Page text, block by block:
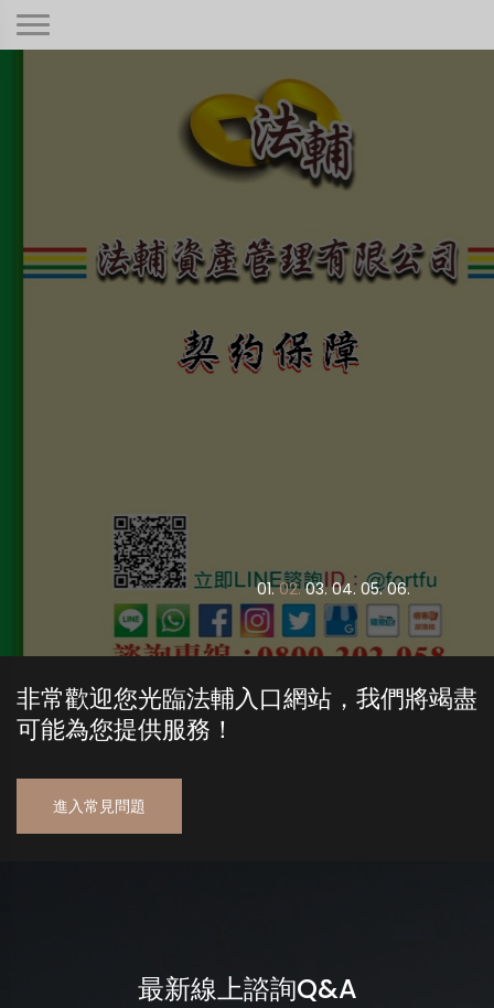
01. 02. 03. 04. 05. 06.
非常歡迎您光臨法輔入口網站，我們將竭盡
可能為您提供服務！
進入常見問題
最新線上諮詢Q&A